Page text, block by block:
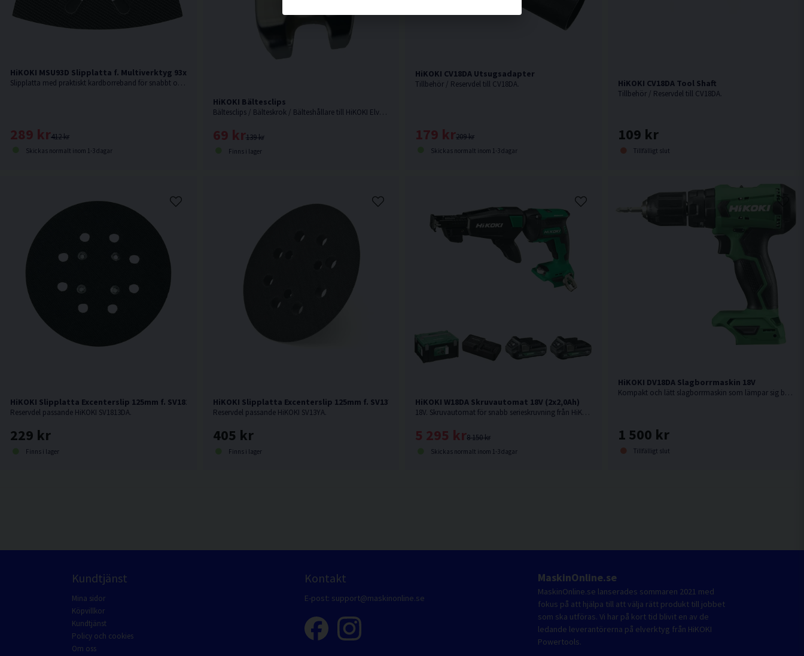
HiKOKI MSU93D Slipplatta f. Multiverktyg 93x93mm
Slipplatta med praktiskt kardborreband för snabbt och enkelt byte av slippapper
412 kr
289 kr
Skickas normalt inom 1-3 dagar
HiKOKI Bältesclips
Bältesclips / Bälteskrok / Bälteshållare till HiKOKI Elverktyg.
139 kr
69 kr
Finns i lager
HiKOKI CV18DA Utsugsadapter
Tillbehör / Reservdel till CV18DA.
209 kr
179 kr
Skickas normalt inom 1-3 dagar
HiKOKI CV18DA Tool Shaft
Tillbehör / Reservdel till CV18DA.
109 kr
Tillfälligt slut
HiKOKI Slipplatta Excenterslip 125mm f. SV1813DA
Reservdel passande HiKOKI SV1813DA.
229 kr
Finns i lager
HiKOKI Slipplatta Excenterslip 125mm f. SV13YA
Reservdel passande HiKOKI SV13YA.
405 kr
Finns i lager
HiKOKI W18DA Skruvautomat 18V (2x2,0Ah)
18V. Skruvautomat för snabb serieskruvning från HiKOKI.
8 150 kr
5 295 kr
Skickas normalt inom 1-3 dagar
HiKOKI DV18DA Slagborrmaskin 18V
Kompakt och lätt slagborrmaskin som lämpar sig bäst som borrskruvdragare eller för borrning i tegel tack vare slagfunktionen. Levereras utan batteri, laddare och kartong men med manual.
1 500 kr
Tillfälligt slut
Kundtjänst
Mina sidor
Köpvillkor
Kundtjänst
Policy och cookies
Om oss
Kontakt
E-post: support@maskinonline.se
MaskinOnline.se
MaskinOnline.se lanserades sommaren 2021 med
fokus på att hjälpa till att välja rätt produkt till jobbet
som ska utföras. Vi har på kort tid blivit en av de
ledande leverantörerna på elverktyg från HiKOKI
Powertools.